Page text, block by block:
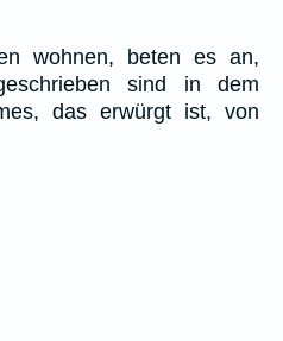
wohnen, beten es an,
sind in dem
das erwürgt ist, von